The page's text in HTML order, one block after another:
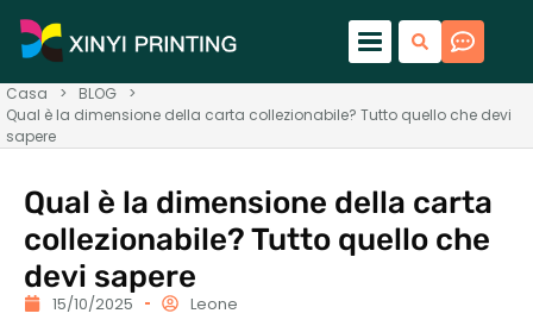
Casa > BLOG
>
Qual è la dimensione della carta collezionabile? Tutto quello che devi
sapere
Qual è la dimensione della carta
collezionabile? Tutto quello che
devi sapere
15/10/2025 Leone